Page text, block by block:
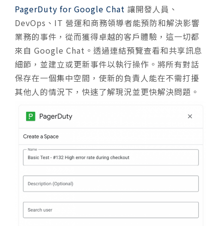
PagerDuty for Google Chat 讓開發人員、
DevOps、IT 營運和商務領導者能預防和解決影響
業務的事件，從而獲得卓越的客戶體驗，這一切都
來自 Google Chat。透過連結預覽查看和共享訊息
細節，並建立或更新事件以執行操作。將所有對話
保存在一個集中空間，使新的負責人能在不需打擾
其他人的情況下，快速了解現況並更快解決問題。